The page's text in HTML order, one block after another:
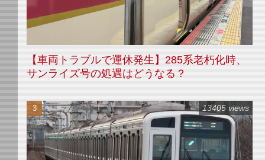
【車両トラブルで運休発生】285系老朽化時、
サンライズ号の処遇はどうなる？
13405 views